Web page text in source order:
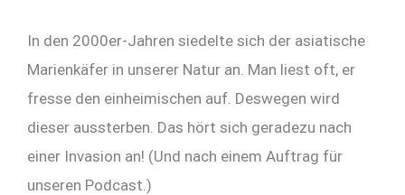
In den 2000er-Jahren siedelte sich der asiatische
Marienkäfer in unserer Natur an. Man liest oft, er
fresse den einheimischen auf. Deswegen wird
dieser aussterben. Das hört sich geradezu nach
einer Invasion an! (Und nach einem Auftrag für
unseren Podcast.)